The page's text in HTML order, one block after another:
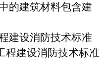
的建筑材料包含建
建设消防技术标准
程建设消防技术标准